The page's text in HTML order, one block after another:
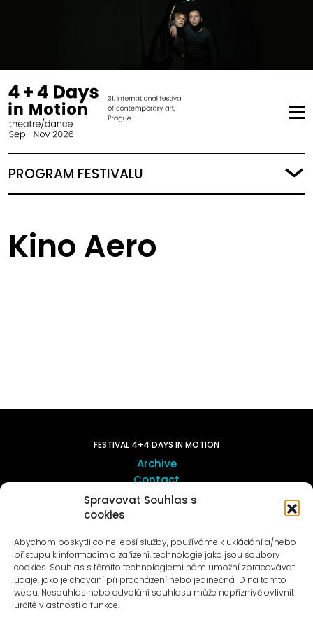
Spravovat Souhlas s
cookies
Abychom poskytli co nejlepší služby, používáme k ukládání a/nebo
přístupu k informacím o zařízení, technologie jako jsou soubory
cookies. Souhlas s těmito technologiemi nám umožní zpracovávat
údaje, jako je chování při procházení nebo jedinečná ID na tomto
webu. Nesouhlas nebo odvolání souhlasu může nepříznivě ovlivnit
určité vlastnosti a funkce.
PROGRAM FESTIVALU
Kino Aero
FESTIVAL 4+4 DAYS IN MOTION
Archive
Contact
Art in Motol